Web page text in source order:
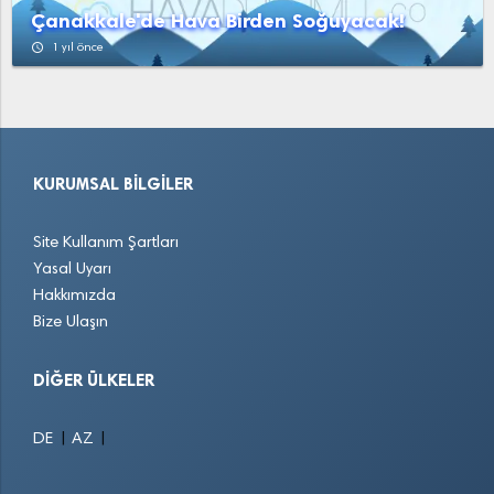
Çanakkale'de Hava Birden Soğuyacak!
access_time 1 yıl önce
KURUMSAL BILGILER
Site Kullanım Şartları
Yasal Uyarı
Hakkımızda
Bize Ulaşın
DIĞER ÜLKELER
DE AZ